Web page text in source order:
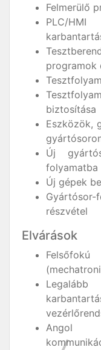
Felmerülő
PLC/
programok
biztosítása
Eszközök,
Új
folyamatba
Új gépek
részvétel
Elvárások
Angol